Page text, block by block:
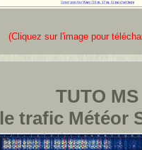
(Cliquez sur l'image pour
TUTO MS
le trafic Météor